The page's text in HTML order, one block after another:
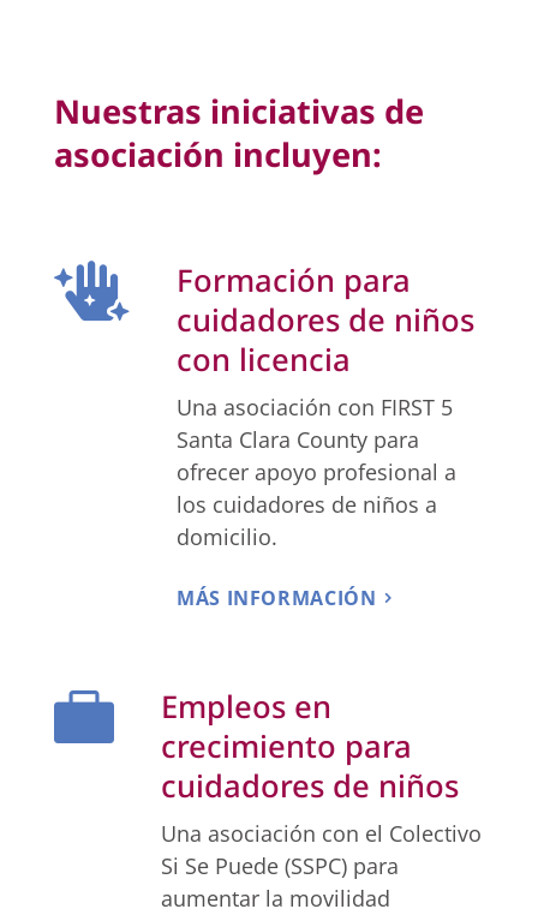
Nuestras iniciativas de
asociación incluyen:

Formación para
cuidadores de niños
con licencia
Una asociación con FIRST 5
Santa Clara County para
ofrecer apoyo profesional a
los cuidadores de niños a
domicilio.
MÁS INFORMACIÓN

Empleos en
crecimiento para
cuidadores de niños
Una asociación con el Colectivo
Si Se Puede (SSPC) para
aumentar la movilidad